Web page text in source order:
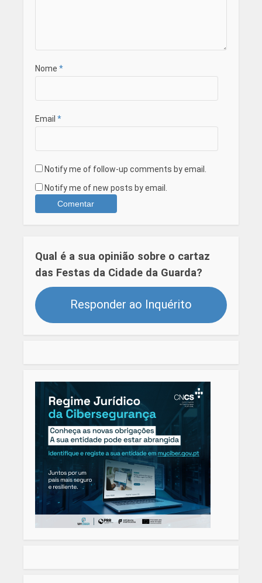
Nome *
Email *
Notify me of follow-up comments by email.
Notify me of new posts by email.
Qual é a sua opinião sobre o cartaz
das Festas da Cidade da Guarda?
Responder ao Inquérito